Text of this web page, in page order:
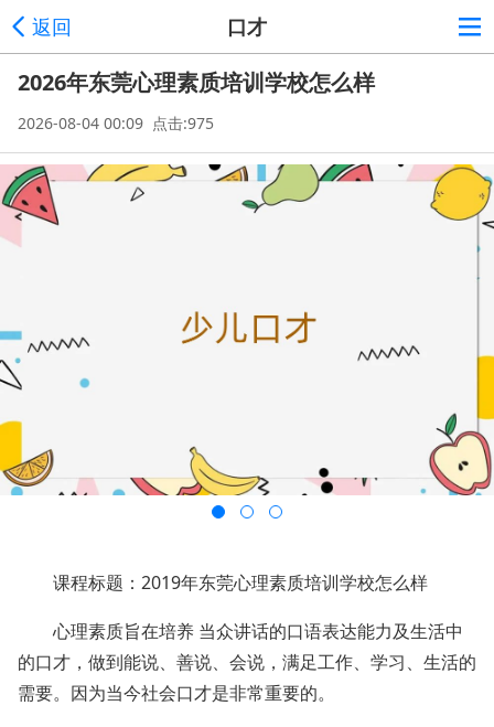
返回 口才
2026年东莞心理素质培训学校怎么样
2026-08-04 00:09 点击:975
课程标题：2019年东莞心理素质培训学校怎么样
心理素质旨在培养 当众讲话的口语表达能力及生活中
的口才，做到能说、善说、会说，满足工作、学习、生活的
需要。因为当今社会口才是非常重要的。